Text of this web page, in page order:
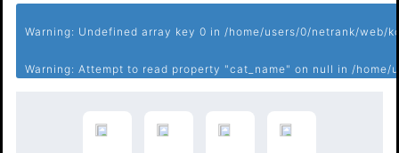
Warning: Undefined array key 0 in /home/users/0/netrank/web/
Warning: Attempt to read property "cat_name" on null in /home/